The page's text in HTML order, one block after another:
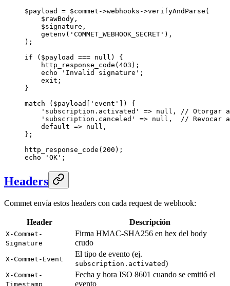
$payload = $commet ->webhooks ->verifyAndParse (
    $rawBody,
    $signature,
    getenv
( 'COMMET_WEBHOOK_SECRET' ),
);
if ($payload === null ) {
    http_response_code
( 403 );
    echo
'Invalid signature' ;
    exit
;
}
match ($payload[ 'event'
]) {
    'subscription.activated'
=> null ,
// Otorgar
    'subscription.canceled'
=> null ,
// Revocar
    default
=> null ,
};
http_response_code ( 200 );
echo 'OK' ;
Headers
Commet envía estos headers con cada request de webhook:
Header Descripción
X-Commet-
Signature
Firma HMAC-SHA256 en hex del body
crudo
X-Commet-Event
El tipo de evento (ej.
subscription.activated)
X-Commet-
Timestamp
Fecha y hora ISO 8601 cuando se emitió el
evento